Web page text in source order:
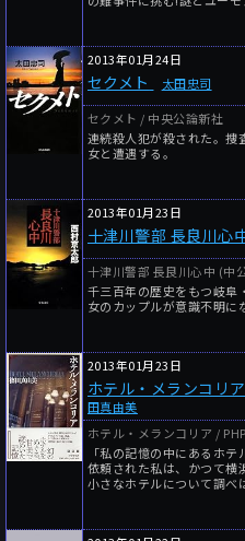
2013年01月24日
セクメト 太田忠司
セクメト / 中央公論新社
連続殺人犯が殺された。捜
女と遭遇する。
2013年01月23日
十津川警部 長良川心
十津川警部 長良川心中 (中
千三百年の歴史をもつ岐阜
女のカップルが意識不明に
2013年01月23日
ホテル・メランコリア
田真由美
ホテル・メランコリア /
「私の記憶の中にあるホ
依頼された私は、かつて横
小さなホテルについて調べ